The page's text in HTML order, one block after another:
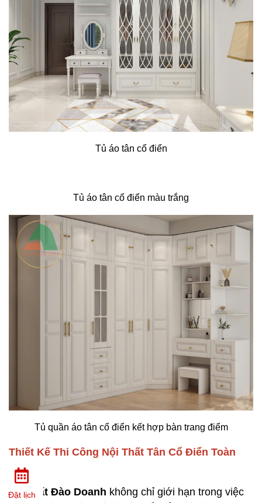
Tủ áo tân cổ điển
Tủ áo tân cổ điển màu trắng
Tủ quần áo tân cổ điển kết hợp bàn trang điểm
Thiết Kế Thi Công Nội Thất Tân Cổ Điển Toàn
Diện
Nội thất Đào Doanh không chỉ giới hạn trong việc
Đặt lịch